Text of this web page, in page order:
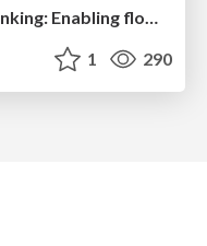
DevOps and Value Stream Thinking: Enabling flow, efficiency and business value
1 290